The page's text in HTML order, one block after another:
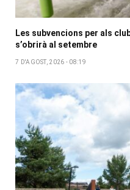
Les subvencions per als
s’obrirà al setembre
7 D'AGOST, 2026 - 08:19